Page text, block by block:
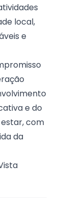
local,
e
e do
com
da